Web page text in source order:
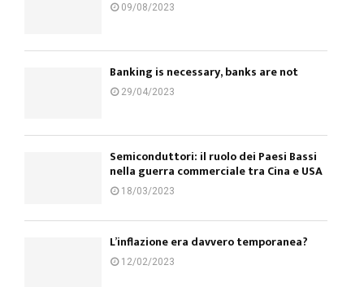
09/08/2023
Banking is necessary, banks are not
29/04/2023
Semiconduttori: il ruolo dei Paesi Bassi
nella guerra commerciale tra Cina e USA
18/03/2023
L’inflazione era davvero temporanea?
12/02/2023